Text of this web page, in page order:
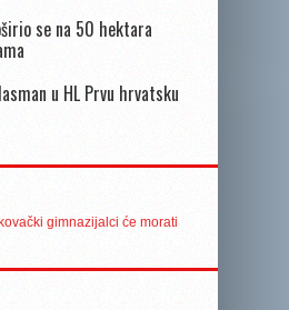
se na 50 hektara
u HL Prvu hrvatsku
gimnazijalci će morati